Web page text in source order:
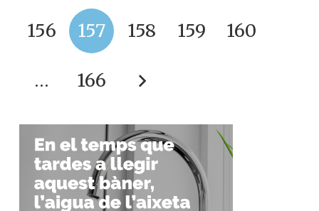
156 157 158 159 160
… 166